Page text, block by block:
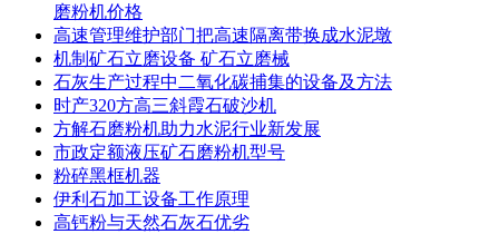
磨粉机价格
高速管理维护部门把高速隔离带换成水泥墩
机制矿石立磨设备 矿石立磨械
石灰生产过程中二氧化碳捕集的设备及方法
时产320方高三斜霞石破沙机
方解石磨粉机助力水泥行业新发展
市政定额液压矿石磨粉机型号
粉碎黑框机器
伊利石加工设备工作原理
高钙粉与天然石灰石优劣